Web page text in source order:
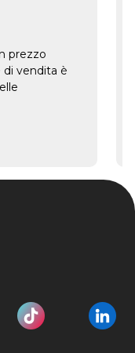
prezzo
vendita è